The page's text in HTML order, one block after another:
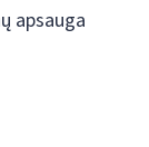
apsauga